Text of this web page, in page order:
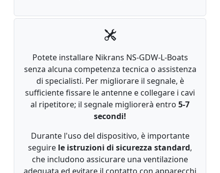
Potete installare Nikrans NS-GDW-L-Boats
senza alcuna competenza tecnica o assistenza
di specialisti. Per migliorare il segnale, è
sufficiente fissare le antenne e collegare i cavi
al ripetitore; il segnale migliorerà entro 5-7
secondi!
Durante l'uso del dispositivo, è importante
seguire le istruzioni di sicurezza standard,
che includono assicurare una ventilazione